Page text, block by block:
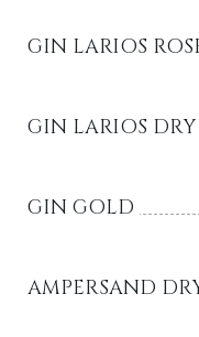
GIN LARIOS
GIN LARIOS DRY
GIN GOLD
AMPERSAND